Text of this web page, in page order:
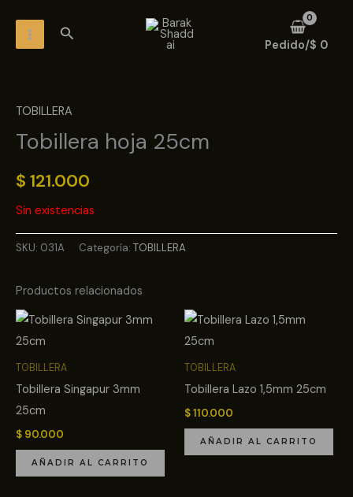
contenidoMENU
Buscar
Pedido/$ 0
TOBILLERA
Tobillera hoja 25cm
$ 121.000
Sin existencias
SKU: 031A Categoría: TOBILLERA
Productos relacionados
TOBILLERA
Tobillera Singapur 3mm
25cm
$ 90.000
AÑADIR AL CARRITO
TOBILLERA
Tobillera Lazo 1,5mm 25cm
$110.000
AÑADIR AL CARRITO